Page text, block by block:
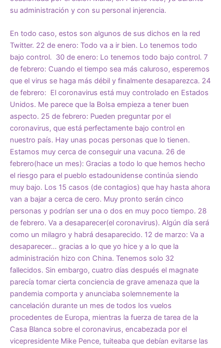
su administración y con su personal injerencia.
En todo caso, estos son algunos de sus dichos en la red
Twitter. 22 de enero: Todo va a ir bien. Lo tenemos todo
bajo control. 30 de enero: Lo tenemos todo bajo control. 7
de febrero: Cuando el tiempo sea más caluroso, esperemos
que el virus se haga más débil y finalmente desaparezca. 24
de febrero: El coronavirus está muy controlado en Estados
Unidos. Me parece que la Bolsa empieza a tener buen
aspecto. 25 de febrero: Pueden preguntar por el
coronavirus, que está perfectamente bajo control en
nuestro país. Hay unas pocas personas que lo tienen.
Estamos muy cerca de conseguir una vacuna. 26 de
febrero(hace un mes): Gracias a todo lo que hemos hecho
el riesgo para el pueblo estadounidense continúa siendo
muy bajo. Los 15 casos (de contagios) que hay hasta ahora
van a bajar a cerca de cero. Muy pronto serán cinco
personas y podrían ser una o dos en muy poco tiempo. 28
de febrero. Va a desaparecer(el coronavirus). Algún día será
como un milagro y habrá desaparecido. 12 de marzo: Va a
desaparecer… gracias a lo que yo hice y a lo que la
administración hizo con China. Tenemos solo 32
fallecidos. Sin embargo, cuatro días después el magnate
parecía tomar cierta conciencia de grave amenaza que la
pandemia comporta y anunciaba solemnemente la
cancelación durante un mes de todos los vuelos
procedentes de Europa, mientras la fuerza de tarea de la
Casa Blanca sobre el coronavirus, encabezada por el
vicepresidente Mike Pence, tuiteaba que debían evitarse las